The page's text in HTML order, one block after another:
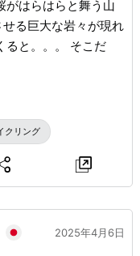
がはらはらと舞う山
る巨大な岩々が現れ
。。 そこだ
クリング
2025年4月6日